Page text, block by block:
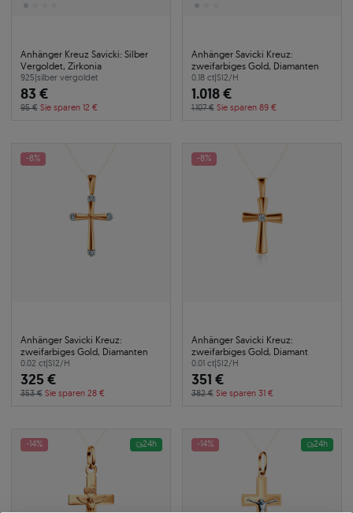
Anhänger Kreuz Savicki: Silber
Vergoldet, Zirkonia
925|silber vergoldet
83 €
95 € Sie sparen 12 €
Anhänger Savicki Kreuz:
zweifarbiges Gold, Diamanten
0.18 ct|SI2/H
1.018 €
1.107 € Sie sparen 89 €
-8%
Anhänger Savicki Kreuz:
zweifarbiges Gold, Diamanten
0.02 ct|SI2/H
325 €
353 € Sie sparen 28 €
-8%
Anhänger Savicki Kreuz:
zweifarbiges Gold, Diamant
0.01 ct|SI2/H
351 €
382 € Sie sparen 31 €
-14% 24h -14% 24h